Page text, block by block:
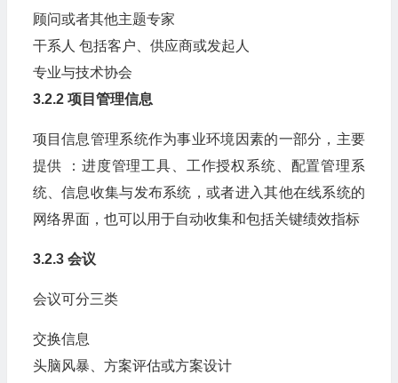
顾问或者其他主题专家
干系人 包括客户、供应商或发起人
专业与技术协会
3.2.2 项目管理信息
项目信息管理系统作为事业环境因素的一部分，主要
提供 ：进度管理工具、工作授权系统、配置管理系
统、信息收集与发布系统，或者进入其他在线系统的
网络界面，也可以用于自动收集和包括关键绩效指标
3.2.3 会议
会议可分三类
交换信息
头脑风暴、方案评估或方案设计